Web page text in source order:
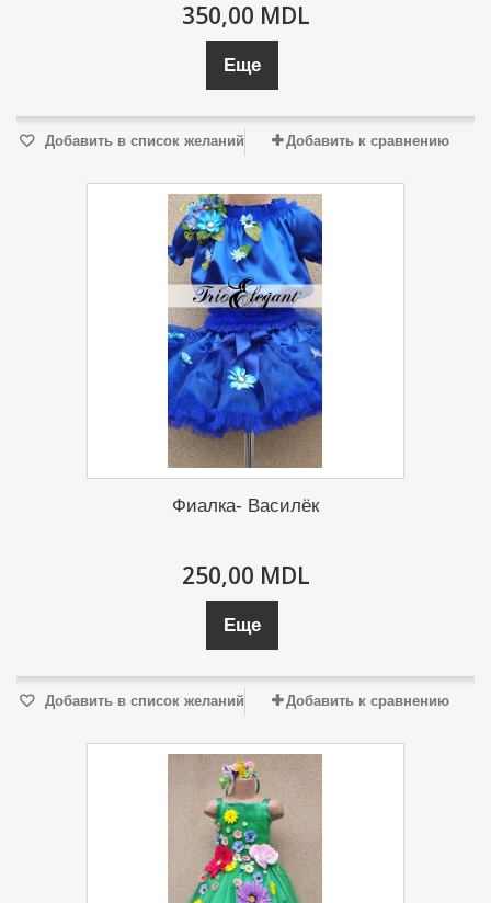
350,00 MDL
Еще
Добавить в список желаний Добавить к сравнению
Фиалка- Василёк
250,00 MDL
Еще
Добавить в список желаний Добавить к сравнению